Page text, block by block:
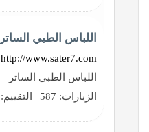
اللباس الطبي الساتر
http://www.sater7.com
اللباس الطبي الساتر
الزيارات: 587 | التقييم: 0 | المقيّمين: 0